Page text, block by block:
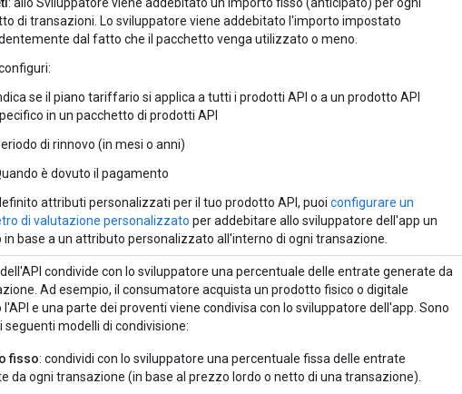
di transazioni. Lo sviluppatore viene addebitato l'importo impostato
dal fatto che il pacchetto venga utilizzato o meno.
se il piano tariffario si applica a tutti i prodotti API o a un prodotto API
in un pacchetto di prodotti API
di rinnovo (in mesi o anni)
è dovuto il pagamento
attributi personalizzati per il tuo prodotto API, puoi configurare un
di valutazione personalizzato per addebitare allo sviluppatore dell'app un
base a un attributo personalizzato all'interno di ogni transazione.
dell'API condivide con lo sviluppatore una percentuale delle entrate generate da
Ad esempio, il consumatore acquista un prodotto fisico o digitale
e una parte dei proventi viene condivisa con lo sviluppatore dell'app. Sono
seguenti modelli di condivisione:
fisso: condividi con lo sviluppatore una percentuale fissa delle entrate
da ogni transazione (in base al prezzo lordo o netto di una transazione).